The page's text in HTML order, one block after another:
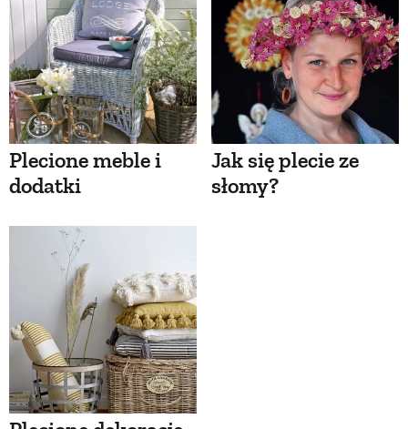
Plecione meble i
dodatki
Jak się plecie ze
słomy?